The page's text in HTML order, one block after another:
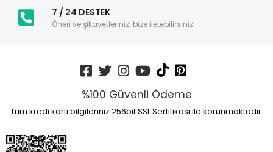
7 / 24 DESTEK
Öneri ve şikayetlerinizi bize iletebilirsiniz.
%100 Güvenli Ödeme
Tüm kredi kartı bilgileriniz 256bit SSL Sertifikası ile korunmaktadır.